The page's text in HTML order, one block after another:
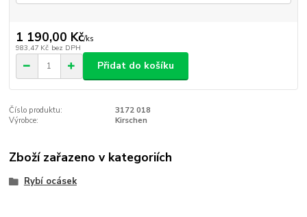
1 190,00 Kč/ks
983,47 Kč bez DPH
Přidat do košíku
Číslo produktu:
3172 018
Výrobce:
Kirschen
Zboží zařazeno v kategoriích
Rybí ocásek